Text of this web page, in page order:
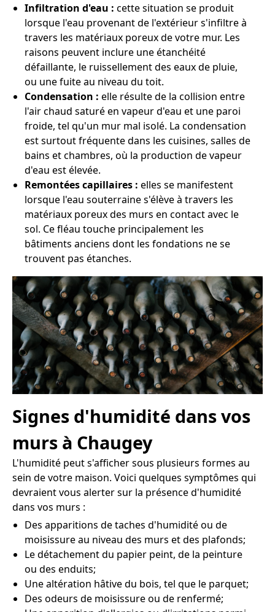
Infiltration d'eau : cette situation se produit
lorsque l'eau provenant de l'extérieur s'infiltre à
travers les matériaux poreux de votre mur. Les
raisons peuvent inclure une étanchéité
défaillante, le ruissellement des eaux de pluie,
ou une fuite au niveau du toit.
Condensation : elle résulte de la collision entre
l'air chaud saturé en vapeur d'eau et une paroi
froide, tel qu'un mur mal isolé. La condensation
est surtout fréquente dans les cuisines, salles de
bains et chambres, où la production de vapeur
d'eau est élevée.
Remontées capillaires : elles se manifestent
lorsque l'eau souterraine s'élève à travers les
matériaux poreux des murs en contact avec le
sol. Ce fléau touche principalement les
bâtiments anciens dont les fondations ne se
trouvent pas étanches.
Signes d'humidité dans vos
murs à Chaugey
L'humidité peut s'afficher sous plusieurs formes au
sein de votre maison. Voici quelques symptômes qui
devraient vous alerter sur la présence d'humidité
dans vos murs :
Des apparitions de taches d'humidité ou de
moisissure au niveau des murs et des plafonds;
Le détachement du papier peint, de la peinture
ou des enduits;
Une altération hâtive du bois, tel que le parquet;
Des odeurs de moisissure ou de renfermé;